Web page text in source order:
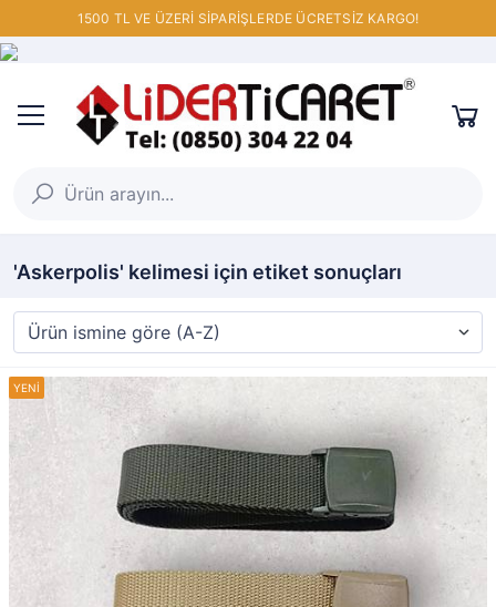
1500 TL VE ÜZERİ SİPARİŞLERDE ÜCRETSİZ KARGO!
'Askerpolis' kelimesi için etiket sonuçları